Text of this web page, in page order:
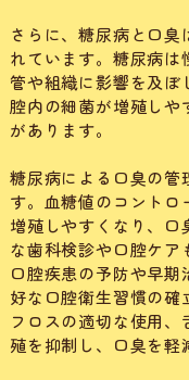
さらに、糖尿病と口
れています。糖尿病
管や組織に影響を及ぼ
腔内の細菌が増殖しや
があります。
糖尿病による口臭の
す。血糖値のコント
増殖しやすくなり、
な歯科検診や口腔ケ
口腔疾患の予防や早
好な口腔衛生習慣の
フロスの適切な使用
殖を抑制し、口臭を軽